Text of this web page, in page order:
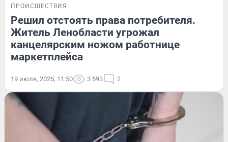
ПРОИСШЕСТВИЯ
Решил отстоять права потребителя.
Житель Ленобласти угрожал
канцелярским ножом работнице
маркетплейса
19 июля, 2025, 11:50 3 593 2